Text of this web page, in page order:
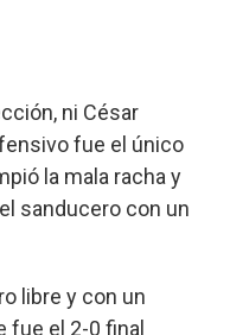
ni César
fue el único
la mala racha y
sanducero con un
libre y con un
fue el 2-0 final